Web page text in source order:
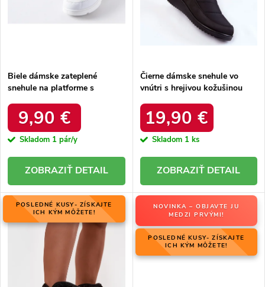
Biele dámske zateplené
snehule na platforme s
WHITE
9,90 €
Skladom 1 pár/y
DETAIL
Čierne dámske snehule vo
vnútri s hrejivou kožušinou
BLACK
19,90 €
Skladom 1 ks
DETAIL
POSLEDNÉ KUSY- ZÍSKAJTE
ICH KÝM MÔŽETE!
NOVINKA – OBJAVTE JU
MEDZI PRVÝMI!
POSLEDNÉ KUSY- ZÍSKAJTE
ICH KÝM MÔŽETE!